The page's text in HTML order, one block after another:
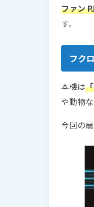
ファン
す。
フク
本機は
や動物
今回の